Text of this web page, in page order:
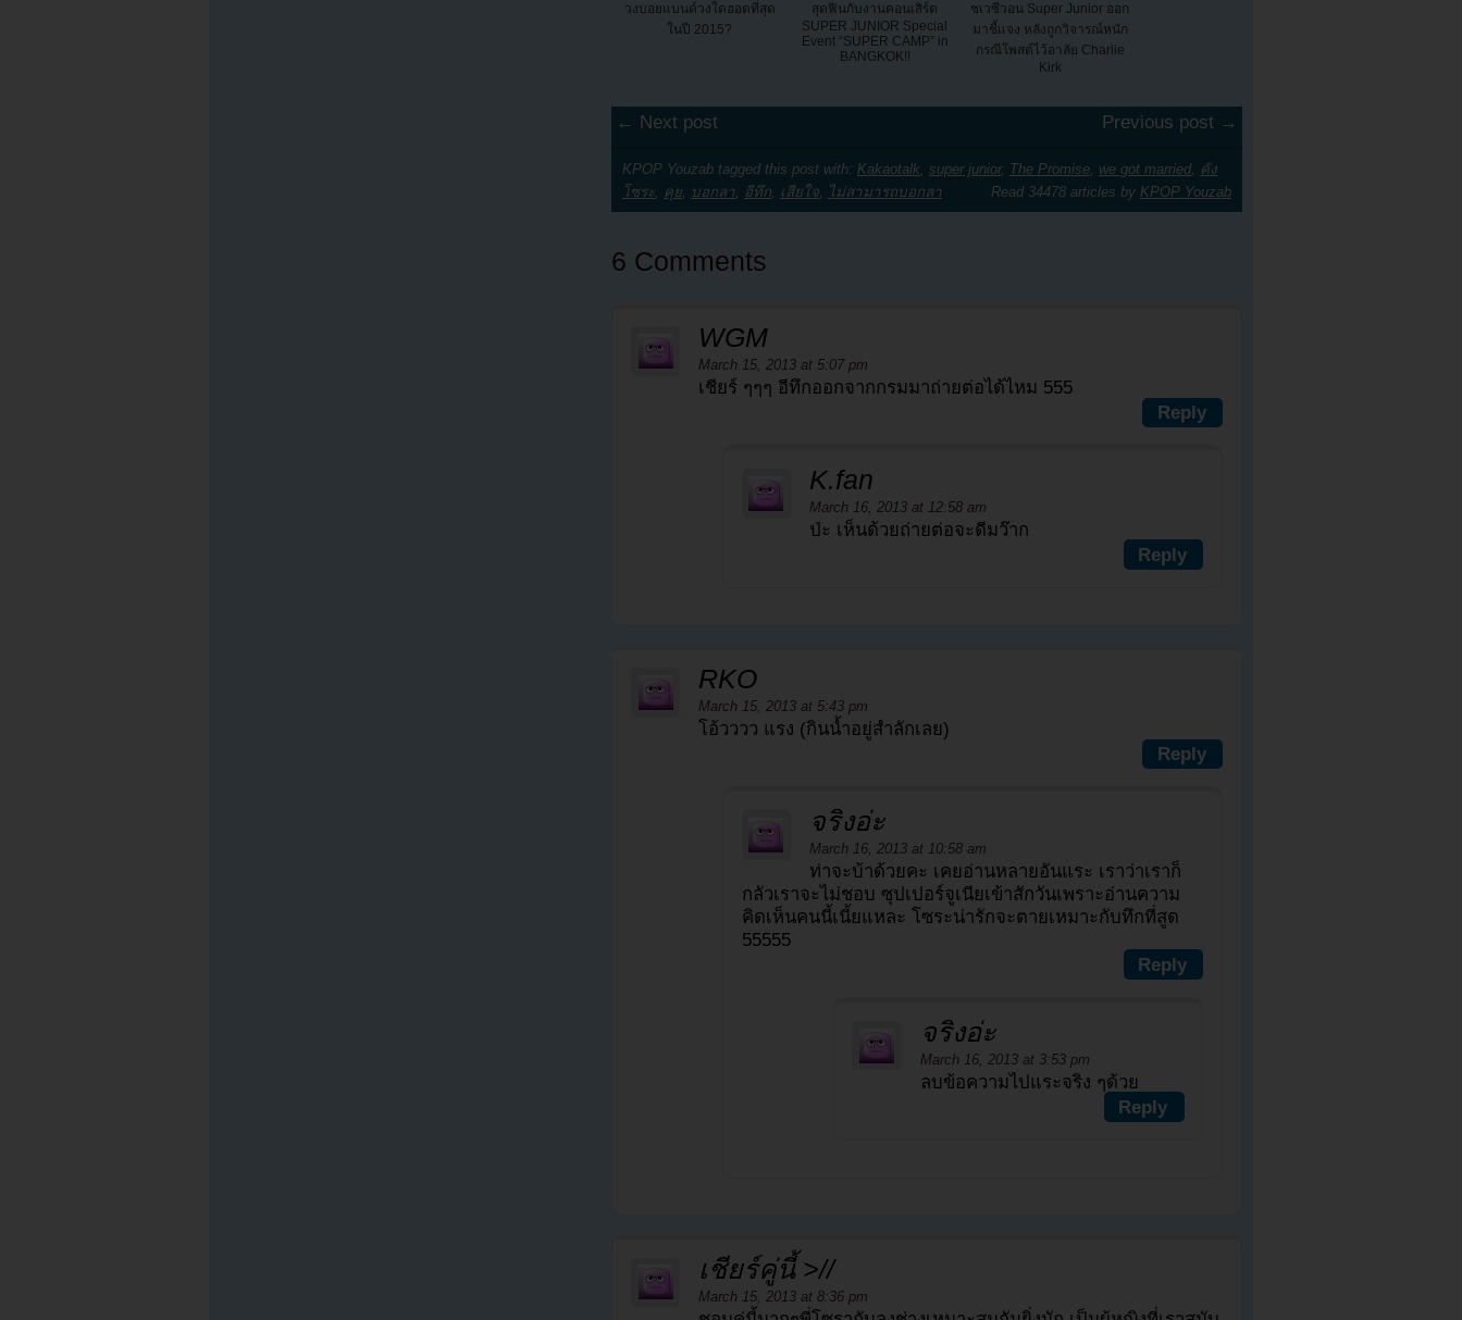
วงบอยแบนด์วงใดฮอตที่สุด
ในปี 2015?
สุดฟินกับงานคอนเสิร์ต
SUPER JUNIOR Special
Event “SUPER CAMP” in
BANGKOK!!
ชเวซีวอน Super Junior ออก
มาชี้แจง หลังถูกวิจารณ์หนัก
กรณีโพสต์ไว้อาลัย Charlie
Kirk
← Next post Previous post →
KPOP Youzab tagged this post with: Kakaotalk super junior, The Promise we got married
คัง
โซระ
คุย บอกลา อีทึก เสียใจ ไม่สามารถบอกลา Read 34478 articles by KPOP Youzab
6 Comments
WGM
March 15, 2013 at 5:07 pm
เชียร์ ๆๆๆ อีทึกออกจากกรมมาถ่ายต่อได้ไหม 555
Reply
K.fan
March 16, 2013 at 12:58 am
ป่ะ เห็นด้วยถ่ายต่อจะดีมว๊าก
Reply
RKO
March 15, 2013 at 5:43 pm
โอ้วววว แรง (กินน้ำอยู่สำลักเลย)
Reply
จริงอ่ะ
March 16, 2013 at 10:58 am
ท่าจะบ้าด้วยคะ เคยอ่านหลายอันแระ เราว่าเราก็
กลัวเราจะไม่ชอบ ซุปเปอร์จูเนียเข้าสักวันเพราะอ่านความ
คิดเห็นคนนี้เนี้ยแหละ โซระน่ารักจะตายเหมาะกับทึกที่สูด
55555
Reply
จริงอ่ะ
March 16, 2013 at 3:53 pm
ลบข้อความไปแระจริง ๆด้วย
Reply
เชียร์คู่นี้ >//
March 15, 2013 at 8:36 pm